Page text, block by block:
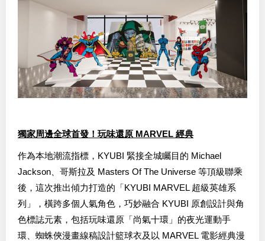
獨家周邊全球首發！玩味還原 MARVEL 經典
作為本地潮流指標，KYUBI 緊接全城矚目的 Michael
Jackson、哥斯拉及 Masters Of The Universe 等頂級聯乘
後，這次推出傾力打造的「KYUBI MARVEL 超級英雄系
列」，橫跨多個人氣角色，巧妙融合 KYUBI 原創設計與角
色標誌元素，包括玩味還原「尚氣十環」的夜光運動手
環、蜘蛛俠漫畫線稿設計籃球衣及以 MARVEL 電影經典漫